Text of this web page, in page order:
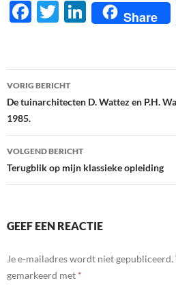
F
b
o
k
T
er
Li
n
e
dI
Share
Berichtnavigatie
VORIG BERICHT
De tuinarchitecten D. Wattez en P.H.
1985.
VOLGEND BERICHT
Terugblik op mijn klassieke opleiding
GEEF EEN REACTIE
Je e-mailadres wordt niet gepubliceerd.
gemarkeerd met *